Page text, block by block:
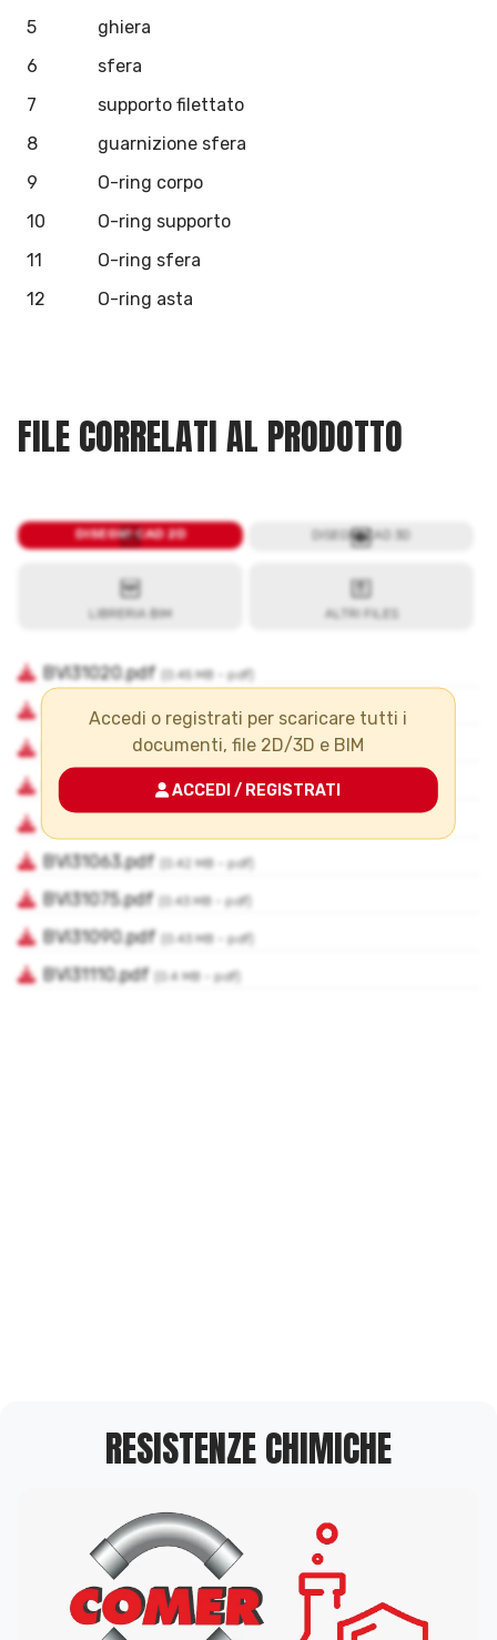
5
ghiera
6
sfera
7
supporto filettato
8
guarnizione sfera
9
O-ring corpo
10
O-ring supporto
11
O-ring sfera
12
O-ring asta
FILE CORRELATI AL PRODOTTO
Accedi o registrati per scaricare tutti i
documenti, file 2D/3D e BIM
ACCEDI / REGISTRATI
RESISTENZE CHIMICHE